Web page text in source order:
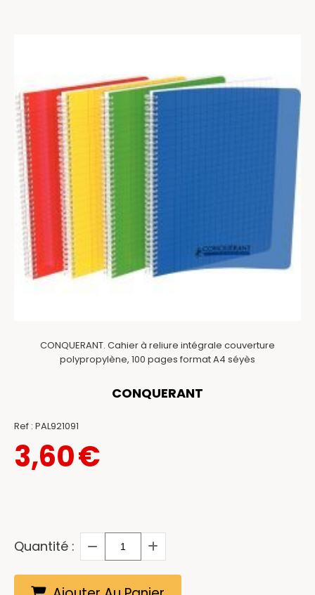
CONQUERANT. Cahier à reliure intégrale couverture
polypropylène, 100 pages format A4 séyès
CONQUERANT
Ref : PAL921091
3,60€
Quantité :